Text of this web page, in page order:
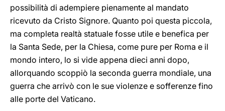
possibilità di adempiere pienamente al mandato
ricevuto da Cristo Signore. Quanto poi questa piccola,
ma completa realtà statuale fosse utile e benefica per
la Santa Sede, per la Chiesa, come pure per Roma e il
mondo intero, lo si vide appena dieci anni dopo,
allorquando scoppiò la seconda guerra mondiale, una
guerra che arrivò con le sue violenze e sofferenze fino
alle porte del Vaticano.